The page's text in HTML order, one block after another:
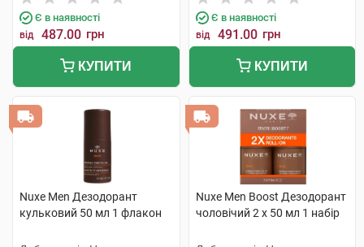
Є в наявності
від 487.00 грн
КУПИТИ
Є в наявності
від 491.00 грн
КУПИТИ
Nuxe Men Дезодорант
кульковий 50 мл 1 флакон
Nuxe Men Boost Дезодорант
чоловічий 2 х 50 мл 1 набір